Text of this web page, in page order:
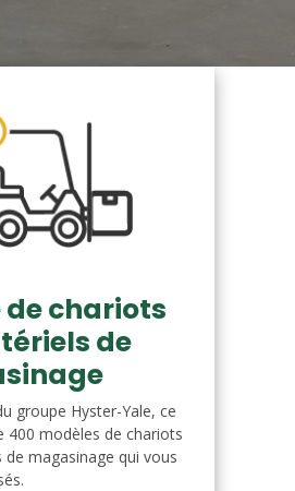
de chariots
de
groupe Hyster-Yale, ce
400 modèles de chariots
magasinage qui vous